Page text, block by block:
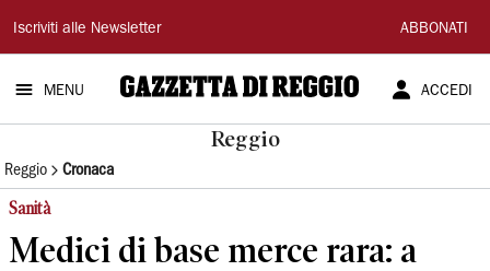
Gazzetta
di
Reggio
Iscriviti alle Newsletter ABBONATI
MENU ACCEDI
Reggio
Reggio Cronaca
Sanità
Medici di base merce rara: a